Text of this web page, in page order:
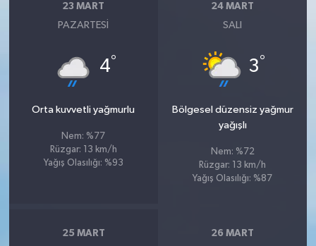
23 MART
PAZARTESI
4°
Orta kuvvetli yağmurlu
Nem: %77
Rüzgar: 13 km/h
Yağış Olasılığı: %93
24 MART
SALI
3°
Bölgesel düzensiz yağmur
yağışlı
Nem: %72
Rüzgar: 13 km/h
Yağış Olasılığı: %87
25 MART 26 MART